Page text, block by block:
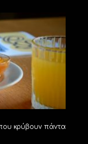
κρύβουν πάντα